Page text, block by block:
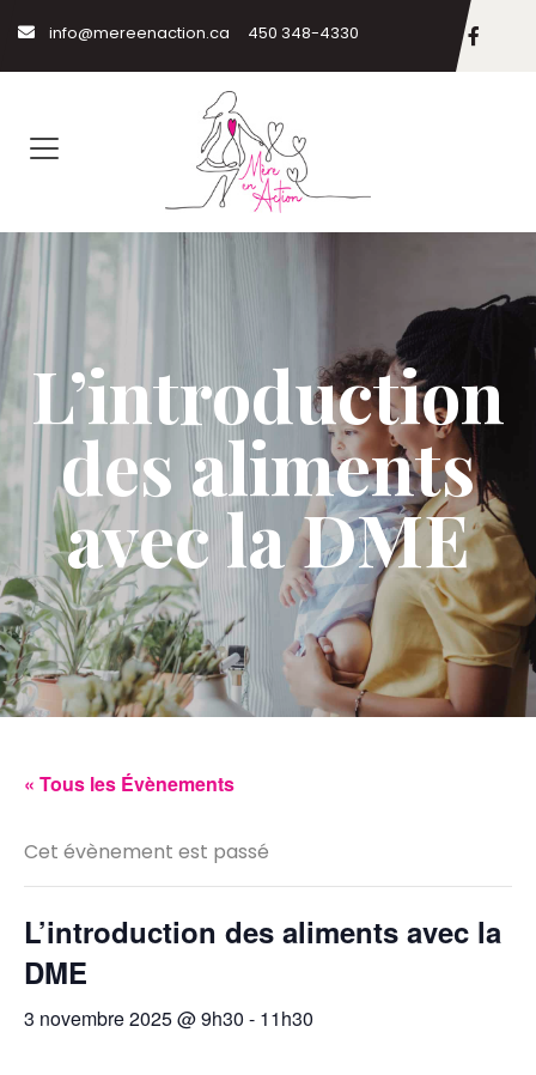
info@mereenaction.ca 450 348-4330
L’introduction
des aliments
avec la DME
« Tous les Évènements
Cet évènement est passé
L’introduction des aliments avec la
DME
3 novembre 2025 @ 9h30 - 11h30